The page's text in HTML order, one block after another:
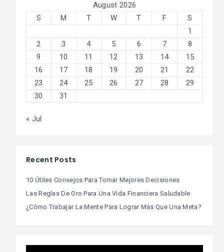
August 2026
S
M T W T F
S
1
2
3 4 5 6 7
8
9
10 11 12 13 14
15
16
17 18 19 20 21
22
23
24 25 26 27 28
29
30
31
« Jul
Recent Posts
10 Útiles Consejos Para Tomar Mejores Decisiones
Las Reglas De Oro Para Una Vida Financiera Saludable
¿Cómo Trabajar La Mente Para Lograr Más Que Una Meta?